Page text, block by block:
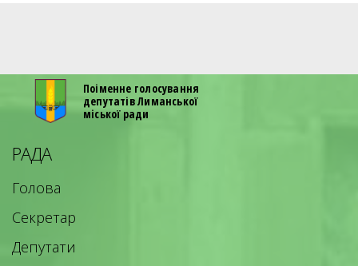
Поіменне голосування
депутатів Лиманської
міської ради
РАДА
Голова
Секретар
Депутати